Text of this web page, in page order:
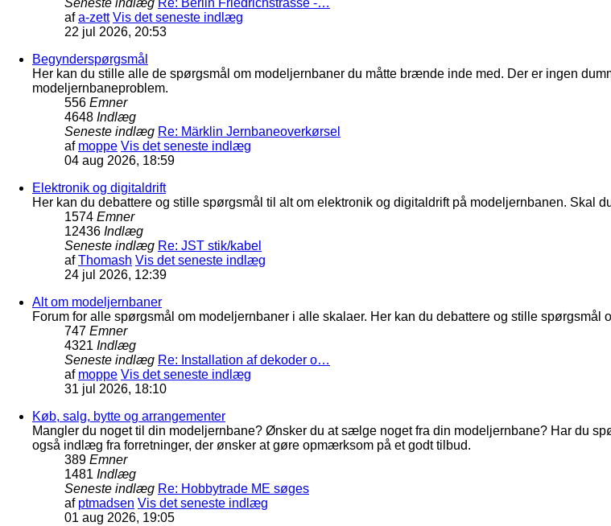
Seneste indlæg Re: Berlin Friedrichstrasse -…
afa-zett Vis det seneste indlæg
22 jul 2026, 20:53
Begynderspørgsmål
Her kan du stille alle de spørgsmål om modeljernbaner du måtte brænde inde med. Der er ingen
modeljernbaneproblem.
556 Emner
4648 Indlæg
Seneste indlæg Re: Märklin Jernbaneoverkørsel
af moppe Vis det seneste indlæg
04 aug 2026, 18:59
Elektronik og digitaldrift
Her kan du debattere og stille spørgsmål til alt om elektronik og digitaldrift på modeljernbanen. Skal
1574 Emner
12436 Indlæg
Seneste indlæg Re: JST stik/kabel
afThomash Vis det seneste indlæg
24 jul 2026, 12:39
Alt om modeljernbaner
Forum for alle spørgsmål om modeljernbaner i alle skalaer. Her kan du debattere og stille spørgsmål
747 Emner
4321 Indlæg
Seneste indlæg Re: Installation af dekoder o…
af moppe Vis det seneste indlæg
31 jul 2026, 18:10
Køb, salg, bytte og arrangementer
Mangler du noget til din modeljernbane? Ønsker du at sælge noget fra din modeljernbane? Har du
også indlæg fra forretninger, der ønsker at gøre opmærksom på et godt tilbud.
389 Emner
1481 Indlæg
Seneste indlæg Re: Hobbytrade ME søges
af ptmadsen Vis det seneste indlæg
01 aug 2026, 19:05